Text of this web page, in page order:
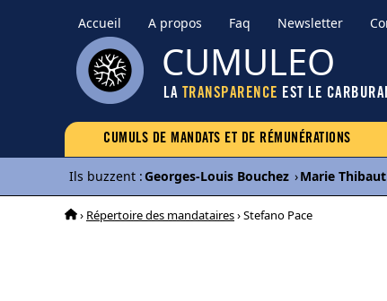
Accueil A propos Faq Newsletter
CUMULEO
LA TRANSPARENCE EST LE
CUMULS DE MANDATS ET DE RÉMUNÉRATIONS
Ils buzzent :Georges-Louis Bouchez ›Marie
› Répertoire des mandataires› Stefano Pace